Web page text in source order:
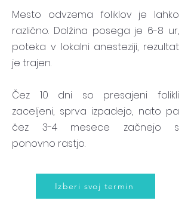
Mesto odvzema foliklov je lahko
različno. Dolžina posega je 6-8 ur,
poteka v lokalni anesteziji, rezultat
je trajen.
Čez 10 dni so presajeni folikli
zaceljeni, sprva izpadejo, nato pa
čez 3-4 mesece začnejo s
ponovno rastjo.
Izberi svoj termin